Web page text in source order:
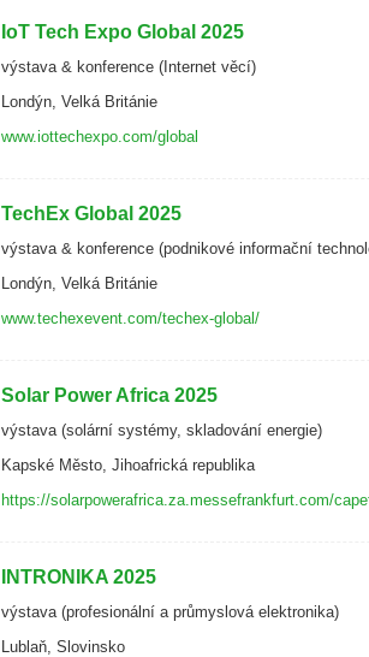
IoT Tech Expo Global 2025
výstava & konference (Internet věcí)
Londýn, Velká Británie
www.iottechexpo.com/global
TechEx Global 2025
výstava & konference (podnikové informační
Londýn, Velká Británie
www.techexevent.com/techex-global/
Solar Power Africa 2025
výstava (solární systémy, skladování energie)
Kapské Město, Jihoafrická republika
https://solarpowerafrica.za.messefrankfurt.com/
INTRONIKA 2025
výstava (profesionální a průmyslová elektronika)
Lublaň, Slovinsko